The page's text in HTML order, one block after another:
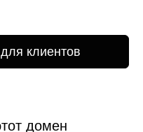
клиентов
домен